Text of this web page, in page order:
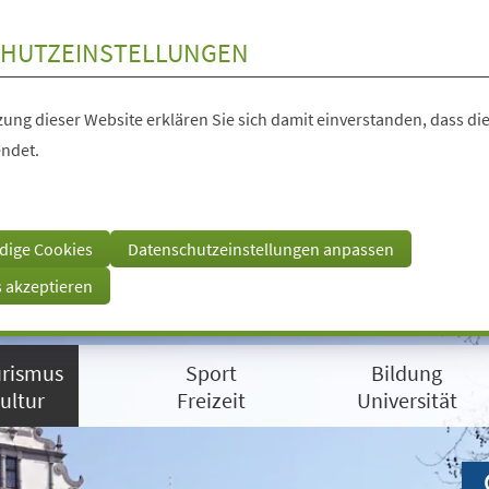
dieser Website erklären Sie sich damit einverstanden, dass
Cookies
Datenschutzeinstellungen anpassen
akzeptieren
Sport
Freizeit
Bildung
Universität